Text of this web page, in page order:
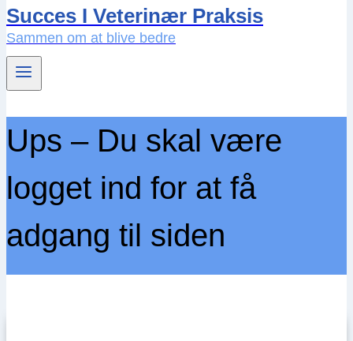
Succes I Veterinær Praksis
Sammen om at blive bedre
Ups – Du skal være
logget ind for at få
adgang til siden